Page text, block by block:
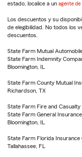
estado, localice a un agente de
Los descuentos y su
de elegibilidad. No todos los
descuentos.
State Farm Mutual
State Farm Indemnity
Bloomington, IL
State Farm County Mutual
Richardson, TX
State Farm Fire and Casualty
State Farm General
Bloomington, IL
State Farm Florida Insurance
Tallahassee, FL